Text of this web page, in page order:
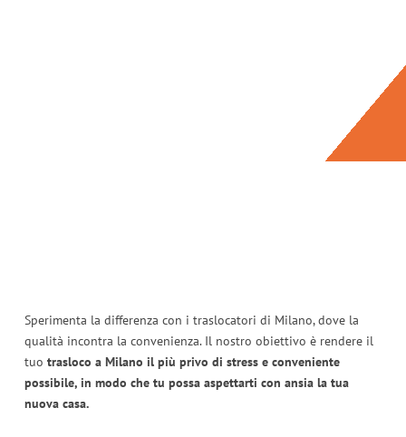
Sperimenta la differenza con i traslocatori di Milano, dove la
qualità incontra la convenienza. Il nostro obiettivo è rendere il
tuo trasloco a Milano il più privo di stress e conveniente
possibile, in modo che tu possa aspettarti con ansia la tua
nuova casa.